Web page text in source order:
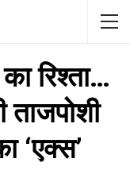
रिश्ता…
ताजपोशी
‘एक्स’